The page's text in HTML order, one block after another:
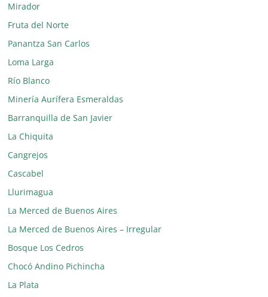
Mirador
Fruta del Norte
Panantza San Carlos
Loma Larga
Río Blanco
Minería Aurífera Esmeraldas
Barranquilla de San Javier
La Chiquita
Cangrejos
Cascabel
Llurimagua
La Merced de Buenos Aires
La Merced de Buenos Aires – Irregular
Bosque Los Cedros
Chocó Andino Pichincha
La Plata